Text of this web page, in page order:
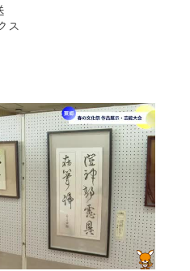
ス